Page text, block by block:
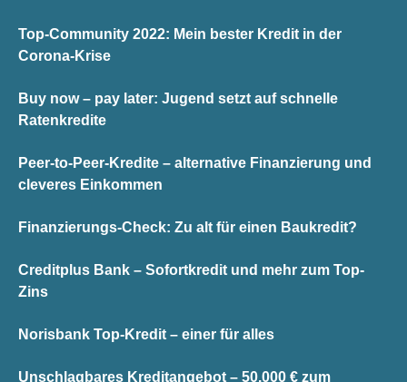
Top-Community 2022: Mein bester Kredit in der
Corona-Krise
Buy now – pay later: Jugend setzt auf schnelle
Ratenkredite
Peer-to-Peer-Kredite – alternative Finanzierung und
cleveres Einkommen
Finanzierungs-Check: Zu alt für einen Baukredit?
Creditplus Bank – Sofortkredit und mehr zum Top-
Zins
Norisbank Top-Kredit – einer für alles
Unschlagbares Kreditangebot – 50.000 € zum